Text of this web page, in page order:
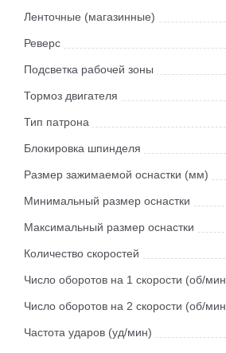
Ленточные (магазинные)
Реверс
Подсветка рабочей зоны
Тормоз двигателя
Тип патрона
Блокировка шпинделя
Размер зажимаемой оснастки (мм)
Минимальный размер оснастки
Максимальный размер оснастки
Количество скоростей
Число оборотов на 1 скорости (об/
Число оборотов на 2 скорости (об/
Частота ударов (уд/мин)